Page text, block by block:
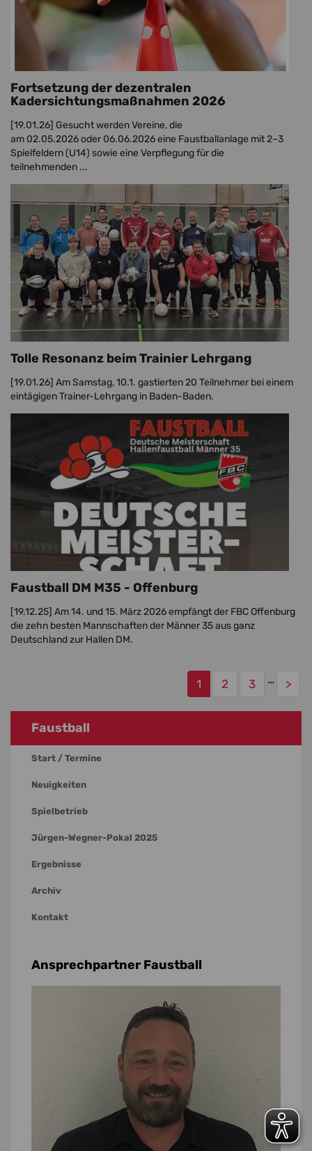
Fortsetzung der dezentralen
Kadersichtungsmaßnahmen 2026
[19.01.26] Gesucht werden Vereine, die
am 02.05.2026 oder 06.06.2026 eine Faustballanlage mit 2–3
Spielfeldern (U14) sowie eine Verpflegung für die
teilnehmenden ...
Tolle Resonanz beim Trainier Lehrgang
[19.01.26] Am Samstag, 10.1. gastierten 20 Teilnehmer bei einem
eintägigen Trainer-Lehrgang in Baden-Baden.
Faustball DM M35 - Offenburg
[19.12.25] Am 14. und 15. März 2026 empfängt der FBC Offenburg
die zehn besten Mannschaften der Männer 35 aus ganz
Deutschland zur Hallen DM.
1 2 3 … >
Faustball
Start / Termine
Neuigkeiten
Spielbetrieb
Jürgen-Wegner-Pokal 2025
Ergebnisse
Archiv
Kontakt
Ansprechpartner Faustball